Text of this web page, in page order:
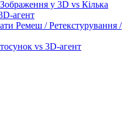
у 3D vs Кілька
агент
Ремеш / Ретекстурування /
vs 3D-агент